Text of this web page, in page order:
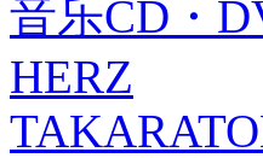
音乐CD・
HERZ